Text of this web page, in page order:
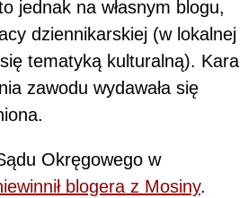
jednak na własnym blogu,
dziennikarskiej (w lokalnej
tematyką kulturalną). Kara
zawodu wydawała się
Okręgowego w
blogera z Mosiny.